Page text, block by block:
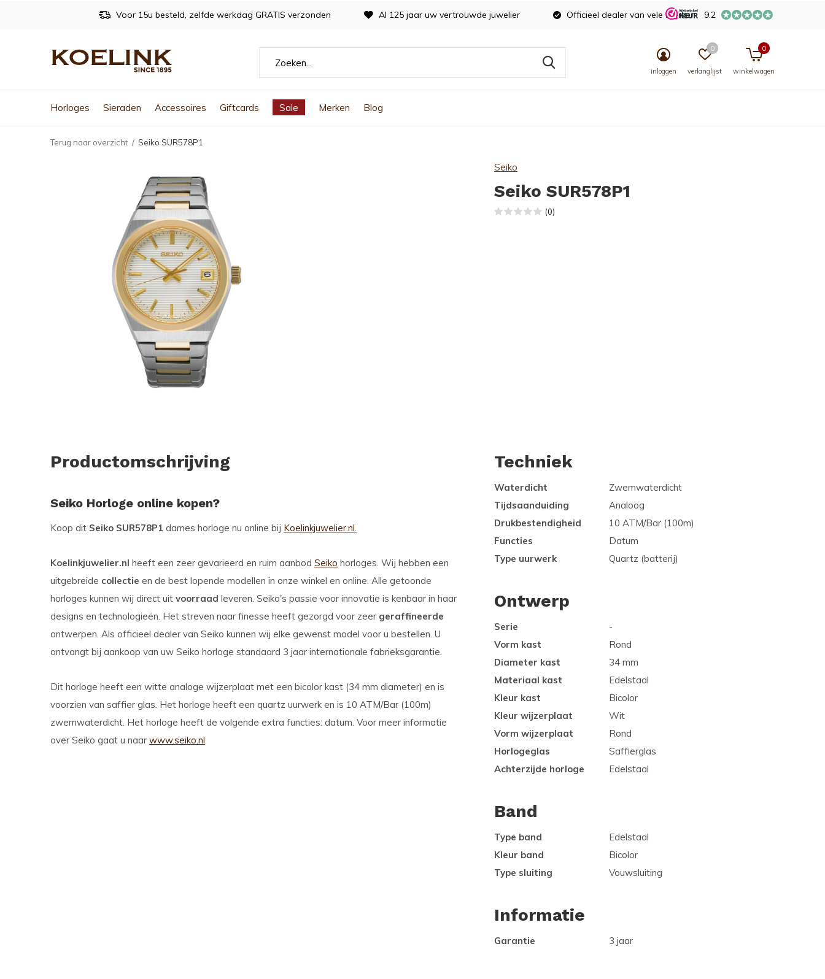
Horloges Sieraden Accessoires Giftcards Sale Merken Blog
inloggen verlanglijst
0
winkelwagen
0
Voor 15u besteld, zelfde werkdag GRATIS verzonden Al 125 jaar uw vertrouwde juwelier Officieel dealer van vele merken 9.2
Terug naar overzicht Seiko SUR578P1
Seiko
Seiko SUR578P1
(0)
Productomschrijving
Seiko Horloge online kopen?
Koop dit Seiko SUR578P1 dames horloge nu online bij Koelinkjuwelier.nl.
Koelinkjuwelier.nl heeft een zeer gevarieerd en ruim aanbod Seiko horloges. Wij hebben een
uitgebreide collectie en de best lopende modellen in onze winkel en online. Alle getoonde
horloges kunnen wij direct uit voorraad leveren. Seiko's passie voor innovatie is kenbaar in haar
designs en technologieën. Het streven naar finesse heeft gezorgd voor zeer geraffineerde
ontwerpen. Als officieel dealer van Seiko kunnen wij elke gewenst model voor u bestellen. U
ontvangt bij aankoop van uw Seiko horloge standaard 3 jaar internationale fabrieksgarantie.
Dit horloge heeft een witte analoge wijzerplaat met een bicolor kast (34 mm diameter) en is
voorzien van saffier glas. Het horloge heeft een quartz uurwerk en is 10 ATM/Bar (100m)
zwemwaterdicht. Het horloge heeft de volgende extra functies: datum. Voor meer informatie
over Seiko gaat u naar www.seiko.nl.
Techniek
Waterdicht
Zwemwaterdicht
Tijdsaanduiding
Analoog
Drukbestendigheid
10 ATM/Bar (100m)
Functies
Datum
Type uurwerk
Quartz (batterij)
Ontwerp
Serie
-
Vorm kast
Rond
Diameter kast
34 mm
Materiaal kast
Edelstaal
Kleur kast
Bicolor
Kleur wijzerplaat
Wit
Vorm wijzerplaat
Rond
Horlogeglas
Saffierglas
Achterzijde horloge
Edelstaal
Band
Type band
Edelstaal
Kleur band
Bicolor
Type sluiting
Vouwsluiting
Informatie
Garantie 3 jaar